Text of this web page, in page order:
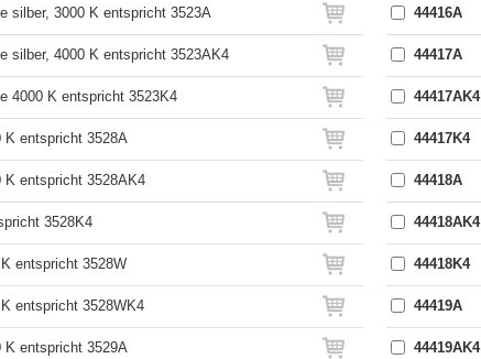
silber, 3000 K entspricht 3523A
silber, 4000 K entspricht 3523AK4
4000 K entspricht 3523K4
K entspricht 3528A
K entspricht 3528AK4
3528K4
entspricht 3528W
entspricht 3528WK4
K entspricht 3529A
44416A
44417A
44417AK4
44417K4
44418A
44418AK4
44418K4
44419A
44419AK4